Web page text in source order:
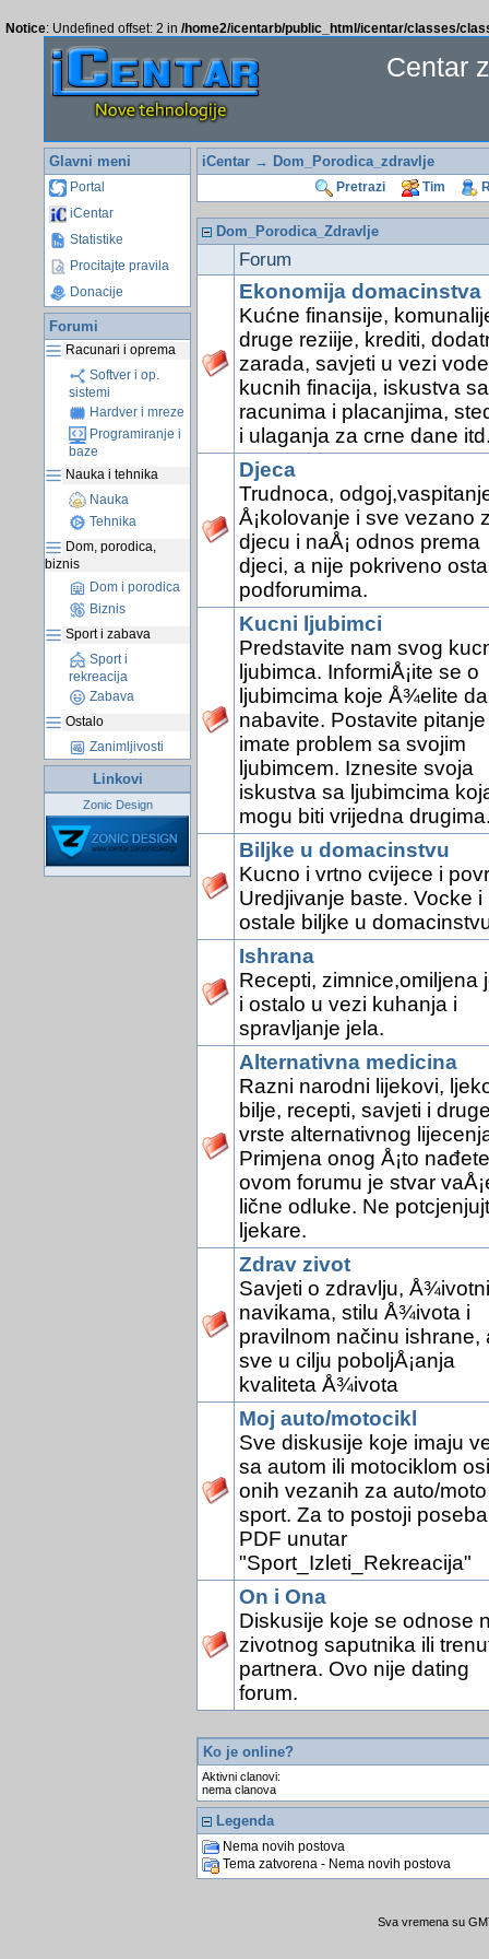
Notice: Undefined offset: 2 in /home2/icentarb/public_html/icentar/classes/
Centar
Glavni meni
Portal
iCentar
Statistike
Procitajte pravila
Donacije
Forumi
Racunari i oprema
Softver i op.
sistemi
Hardver i mreze
Programiranje i
baze
Nauka i tehnika
Nauka
Tehnika
Dom, porodica,
biznis
Dom i porodica
Biznis
Sport i zabava
Sport i
rekreacija
Zabava
Ostalo
Zanimljivosti
Linkovi
Zonic Design
iCentar→ Dom_Porodica_zdravlje
Pretrazi Tim
Dom_Porodica_Zdravlje
Forum
Ekonomija domacinstva
Kućne finansije,
druge reziije, krediti,
zarada, savjeti u vezi
kucnih finacija, iskustva sa
racunima i placanjima,
i ulaganja za crne dane
Djeca
Trudnoca,
Å¡kolovanje i sve vezano
djecu i naÅ¡ odnos prema
djeci, a nije pokriveno
podforumima.
Kucni ljubimci
Predstavite nam svog
ljubimca. InformiÅ¡ite se o
ljubimcima koje Å¾elite da
nabavite. Postavite
imate problem sa svojim
ljubimcem. Iznesite svoja
iskustva sa ljubimcima
mogu biti vrijedna
Biljke u domacinstvu
Kucno i vrtno cvijece i
Uredjivanje baste. Vocke i
ostale biljke u
Ishrana
Recepti, zimnice,omiljena
i ostalo u vezi kuhanja i
spravljanje jela.
Alternativna medicina
Razni narodni lijekovi,
bilje, recepti, savjeti i
vrste alternativnog
Primjena onog Å¡to
ovom forumu je stvar
lične odluke. Ne
ljekare.
Zdrav zivot
Savjeti o zdravlju,
navikama, stilu Å¾ivota i
pravilnom načinu ishrane,
sve u cilju poboljÅ¡anja
kvaliteta Å¾ivota
Moj auto/motocikl
Sve diskusije koje imaju
sa autom ili motociklom
onih vezanih za auto/moto
sport. Za to postoji
PDF unutar
"Sport_Izleti_Rekreacija"
On i Ona
Diskusije koje se odnose
zivotnog saputnika ili
partnera. Ovo nije dating
forum.
Ko je online?
Aktivni clanovi:
nema clanova
Legenda
Nema novih postova
Tema zatvorena - Nema novih postova
Sva vremena su